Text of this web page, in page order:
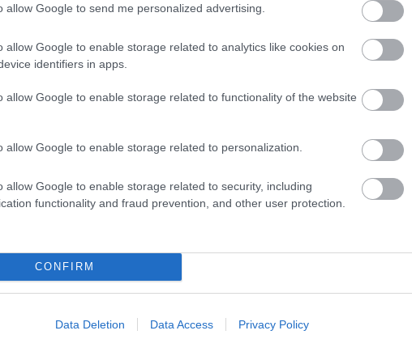
allow Google to send me personalized advertising.
allow Google to enable storage related to analytics like cookies on
identifiers in apps.
allow Google to enable storage related to functionality of the website
allow Google to enable storage related to personalization.
allow Google to enable storage related to security, including
functionality and fraud prevention, and other user protection.
CONFIRM
Data Deletion Data Access Privacy Policy
θέση μου, για αυτό νιώθω τυχερός και ευλογημένος.
το "Όραμα Ελπίδας", από τους 160.000 νέους
δότες της Τράπεζας Εθελοντών Δοτών Μυελού των
ασθενείς.